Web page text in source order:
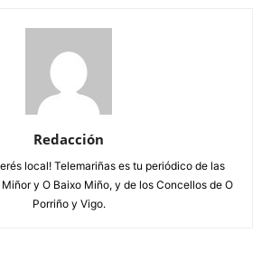
Redacción
local! Telemariñas es tu periódico de las
y O Baixo Miño, y de los Concellos de O
Porriño y Vigo.